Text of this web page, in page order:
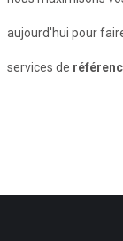
aujourd'hui pour
services de